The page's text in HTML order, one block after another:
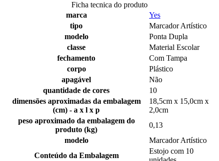
Ficha tecnica do produto
marca
Yes
tipo
Marcador Artístico
modelo
Ponta Dupla
classe
Material Escolar
fechamento
Com Tampa
corpo
Plástico
apagável
Não
quantidade de cores
10
dimensões aproximadas da embalagem
(cm) - a x l x p
18,5cm x 15,0cm x
2,0cm
peso aproximado da embalagem do
produto (kg)
0,13
modelo
Marcador Artístico
Conteúdo da Embalagem
Estojo com 10